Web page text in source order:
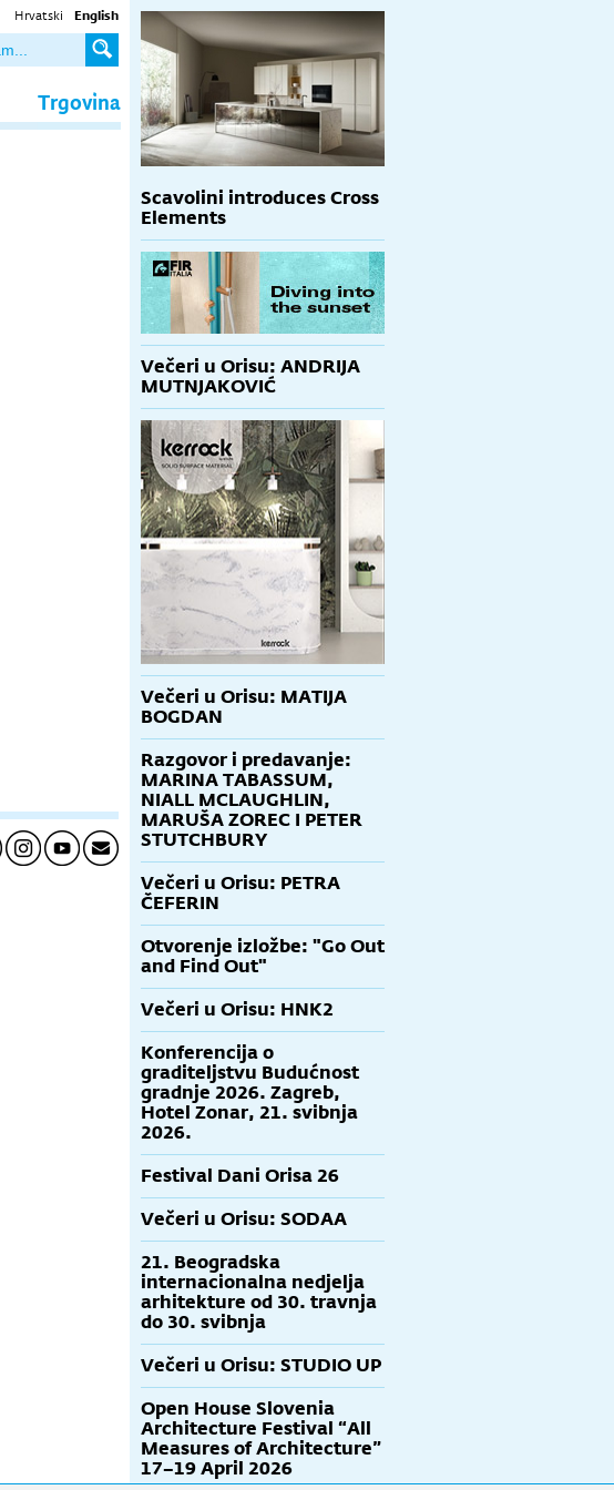
Hrvatski English
Trgovina
Scavolini introduces Cross
Elements
Večeri u Orisu: ANDRIJA
MUTNJAKOVIĆ
Večeri u Orisu: MATIJA
BOGDAN
Razgovor i predavanje:
MARINA TABASSUM,
NIALL MCLAUGHLIN,
MARUŠA ZOREC I PETER
STUTCHBURY
Večeri u Orisu: PETRA
ČEFERIN
Otvorenje izložbe: "Go Out
and Find Out"
Večeri u Orisu: HNK2
Konferencija o
graditeljstvu Budućnost
gradnje 2026. Zagreb,
Hotel Zonar, 21. svibnja
2026.
Festival Dani Orisa 26
Večeri u Orisu: SODAA
21. Beogradska
internacionalna nedjelja
arhitekture od 30. travnja
do 30. svibnja
Večeri u Orisu: STUDIO UP
Open House Slovenia
Architecture Festival “All
Measures of Architecture”
17–19 April 2026